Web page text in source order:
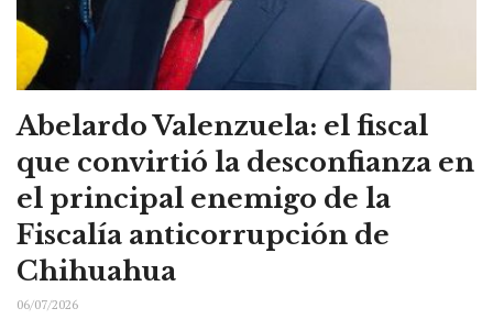
Abelardo Valenzuela: el fiscal
que convirtió la desconfianza en
el principal enemigo de la
Fiscalía anticorrupción de
Chihuahua
06/07/2026